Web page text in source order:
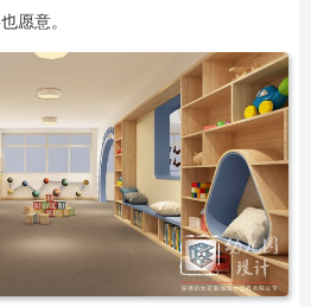
愿意。